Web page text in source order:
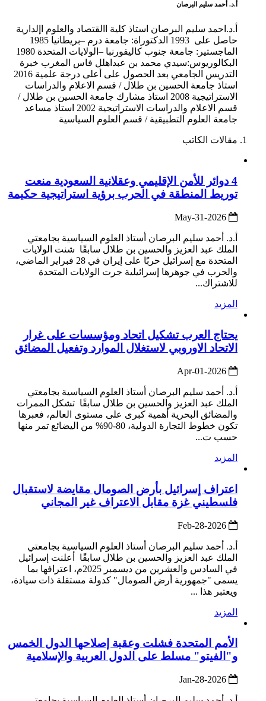
أ.د. أحمد سليم البرصان
أ.د.احمد سليم البرصان استاذ كلية االقتصاد والعلوم اإلدارية
حاصل على 1993 الدكتوراة: جامعة درم –بريطانيا 1985
الماجستير: جامعة جنوب كاليفورنبا –الولايات المتحدة 1980
البكالوريوس:سيدي محمد بن عبداهلل فاس المغرب خبرة
التدريس الجامعي بعد الحصول على أعلى درجة علمية 2016
استاذ جامعة الحسين بن طلال / قسم الاعلام والدراسات
الاستراتيجية 2008 استاذ مشارك جامعة الحسين بن طلال /
قسم الاعلام والدراسات الاستراتيجية 2002 استاذ مساعد
جامعة العلوم التطبيقية / قسم العلوم السياسية
مقالات الكاتب
4 دوائر للأمن الإقليمي وعقلانية السعودية منعت
توريط المنطقة في الحرب برؤية استراتيجية حكيمة
أ.د. أحمد سليم البرصان أستاذ العلوم السياسية بجامعتي
الملك عبد العزيز والحسين بن طلال سابقًا شنت الولايات
المتحدة مع إسرائيل حربًا على إيران في 28 فبراير الماضي،
والحرب في جوهرها إسرائيلية جرت الولايات المتحدة
للاشتراك...
المزيد
يحتاج العرب تشكيل اتحاد ومؤسسات على غرار
الاتحاد الاوروبي لاستغلال الموارد وتفعيل المضائق
أ.د. أحمد سليم البرصان أستاذ العلوم السياسية بجامعتي
الملك عبد العزيز والحسين بن طلال سابقًا تشكل الممرات
والمضائق البحرية أهمية كبرى على مستوى العالم، فعبرها
تكون خطوط التجارة الدولية، 80-90% من اليضائع تمر منها
حسب ت...
المزيد
اعتراف إسرائيل بأرض الصومال مقايضة لاستقبال
فلسطيني غزة مقابل الاعتراف غير المجاني
أ.د. أحمد سليم البرصان أستاذ العلوم السياسية بجامعتي
الملك عبد العزيز والحسين بن طلال سابقًا أعلنت إسرائيل
في السادس والعشرين من ديسمبر 2025م، اعترافها بما
يسمى "جمهورية أرض الصومال" كدولة مستقلة ذات سيادة،
ويعتبر هذا ...
المزيد
الأمم المتحدة فشلت وعقبة إصلاحها الدول الخمس
و"الفيتو" مسلط على الدول العربية والإسلامية